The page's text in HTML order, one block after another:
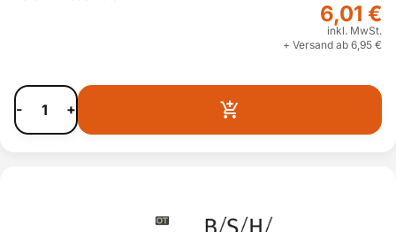
6,01 €
inkl. MwSt.
+ Versand ab 6,95 €
- +